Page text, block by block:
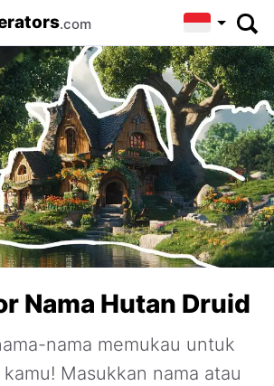
.com
Nama Hutan Druid
nama memukau untuk
Masukkan nama atau